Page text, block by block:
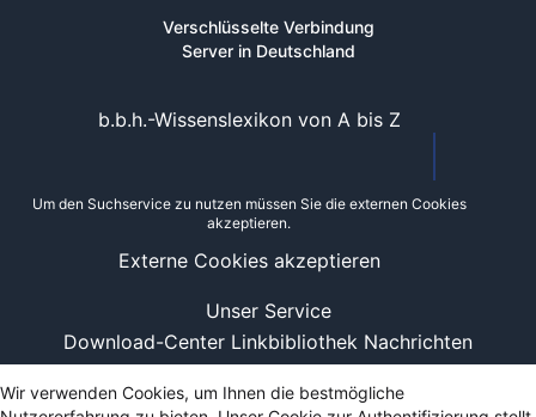
Verschlüsselte Verbindung
Server in Deutschland
Unser Service
Download-Center Linkbibliothek Nachrichten
b.b.h.-Wissenslexikon von A bis Z
Um den Suchservice zu nutzen müssen Sie die externen Cookies
akzeptieren.
Externe Cookies akzeptieren
Wir verwenden Cookies, um Ihnen die bestmögliche